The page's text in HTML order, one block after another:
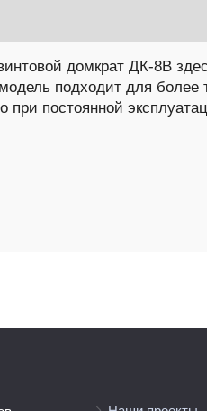
домкрат ДК-8В
подходит для более
при постоянной